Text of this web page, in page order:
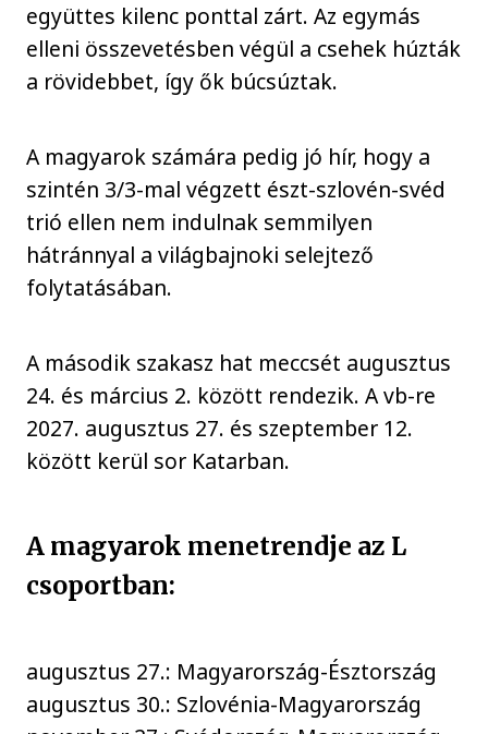
együttes kilenc ponttal zárt. Az egymás
elleni összevetésben végül a csehek húzták
a rövidebbet, így ők búcsúztak.
A magyarok számára pedig jó hír, hogy a
szintén 3/3-mal végzett észt-szlovén-svéd
trió ellen nem indulnak semmilyen
hátránnyal a világbajnoki selejtező
folytatásában.
A második szakasz hat meccsét augusztus
24. és március 2. között rendezik. A vb-re
2027. augusztus 27. és szeptember 12.
között kerül sor Katarban.
A magyarok menetrendje az L
csoportban:
augusztus 27.: Magyarország-Észtország
augusztus 30.: Szlovénia-Magyarország